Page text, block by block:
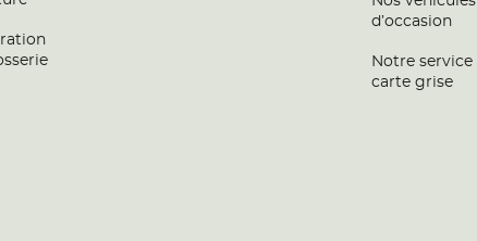
d’occasion
Notre service
carte grise